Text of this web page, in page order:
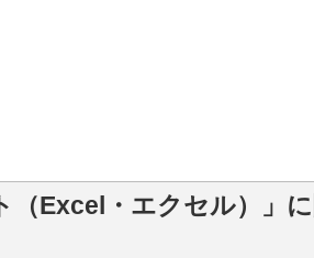
（Excel・エクセル）」